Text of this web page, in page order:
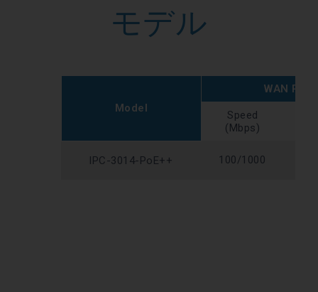
モデル
Model
WAN Port
Speed
(Mbps)
IPC-3014-PoE++ 100/1000